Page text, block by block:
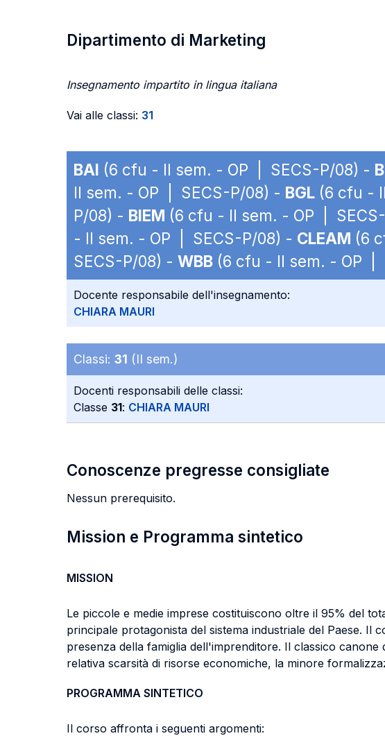
Dipartimento di Marketing
Insegnamento impartito in lingua italiana
Vai alle classi: 31
BAI (6 cfu - II sem. - OP | SECS-P/08) -
II sem. - OP | SECS-P/08) - BGL (6 cfu -
P/08) - BIEM (6 cfu - II sem. - OP |
- II sem. - OP | SECS-P/08) - CLEAM (6
SECS-P/08) - WBB (6 cfu - II sem. - OP |
Docente responsabile dell'insegnamento:
CHIARA MAURI
Classi: 31 (II sem.)
Docenti responsabili delle classi:
Classe 31: CHIARA MAURI
Conoscenze pregresse consigliate
Nessun prerequisito.
Mission e Programma sintetico
MISSION
Le piccole e medie imprese costituiscono oltre il 95% del
principale protagonista del sistema industriale del Paese.
presenza della famiglia dell'imprenditore. Il classico
relativa scarsità di risorse economiche, la minore
PROGRAMMA SINTETICO
Il corso affronta i seguenti argomenti: